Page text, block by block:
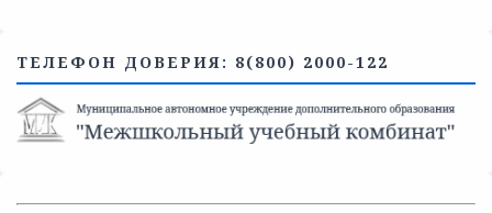
ТЕЛЕФОН ДОВЕРИЯ: 8(800) 2000-122